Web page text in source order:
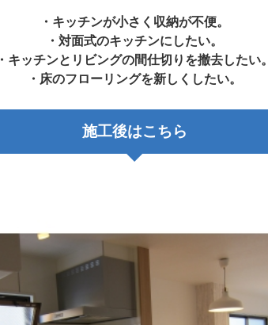
・キッチンが小さく収納が不便。
・対面式のキッチンにしたい。
・キッチンとリビングの間仕切りを撤去したい。
・床のフローリングを新しくしたい。
施工後はこちら